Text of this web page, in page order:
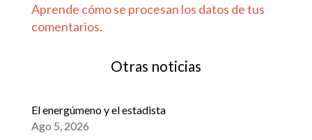
Aprende cómo se procesan los datos de tus
comentarios.
Otras noticias
El energúmeno y el estadista
Ago 5, 2026